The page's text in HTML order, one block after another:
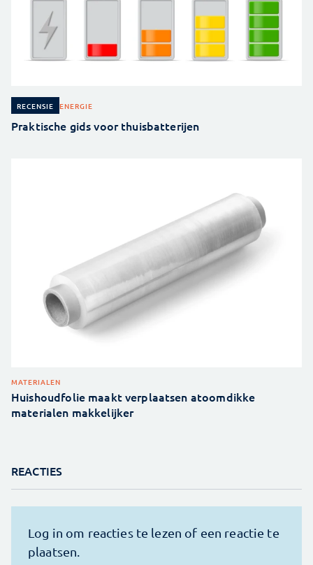
RECENSIE ENERGIE
Praktische gids voor thuisbatterijen
MATERIALEN
Huishoudfolie maakt verplaatsen atoomdikke
materialen makkelijker
REACTIES